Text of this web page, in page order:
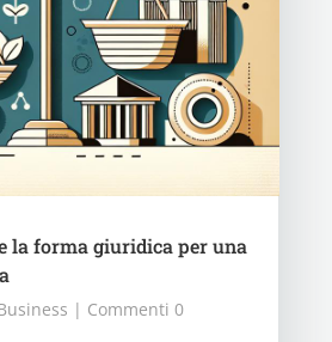
la forma giuridica per una
| Commenti 0